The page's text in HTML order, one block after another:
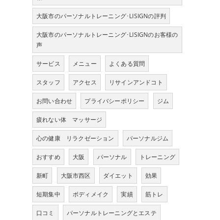
大阪市のパーソナルトレーニング･LISIGNの評判
大阪市のパーソナルトレーニング･LISIGNのお客様の
声
サービス メニュー よくある質問
スタッフ アクセス リサインアンドコト
お問い合わせ プライバシーポリシー ジム
疲れない体 マッサージ
心の健康 リラクゼーション パーソナルジム
おすすめ 大阪 パーソナル トレーニング
新町 大阪市西区 ダイエット 効果
短期集中 ボディメイク 実績 筋トレ
口コミ パーソナルトレーニングとエステ